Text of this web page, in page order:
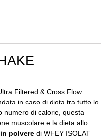
Filtered & Cross Flow
in caso di dieta tra tutte le
numero di calorie, questa
muscolare e la dieta allo
polvere di WHEY ISOLAT